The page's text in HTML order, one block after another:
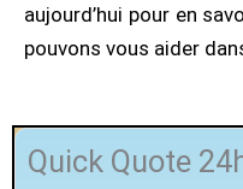
aujourd’hui pour en
pouvons vous aider
Quick Quote